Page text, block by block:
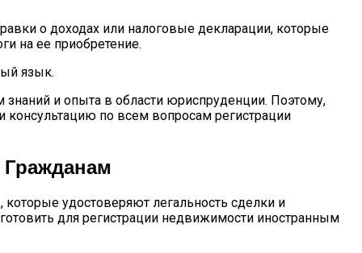
о доходах или налоговые декларации, которые
на ее приобретение.
язык.
и опыта в области юриспруденции. Поэтому,
по всем вопросам регистрации
удостоверяют легальность сделки и
для регистрации недвижимости иностранным